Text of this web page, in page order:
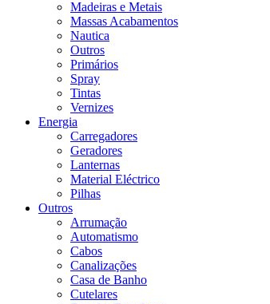
Madeiras e Metais
Massas Acabamentos
Nautica
Outros
Primários
Spray
Tintas
Vernizes
Energia
Carregadores
Geradores
Lanternas
Material Eléctrico
Pilhas
Outros
Arrumação
Automatismo
Cabos
Canalizações
Casa de Banho
Cutelares